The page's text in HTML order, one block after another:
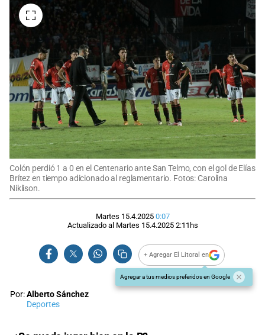
Colón perdió 1 a 0 en el Centenario ante San Telmo, con el gol de Elías
Brítez en tiempo adicionado al reglamentario. Fotos: Carolina
Niklison.
Martes 15.4.2025 0:07
Actualizado al Martes 15.4.2025 2:11hs
+ Agregar El Litoral en
Agregar a tus medios preferidos en Google
Por:Alberto Sánchez
Deportes